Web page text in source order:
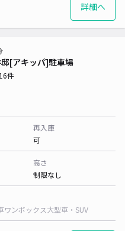
詳細へ
[アキッパ]駐車場
件
再入庫
可
高さ
制限なし
ワンボックス大型車・SUV